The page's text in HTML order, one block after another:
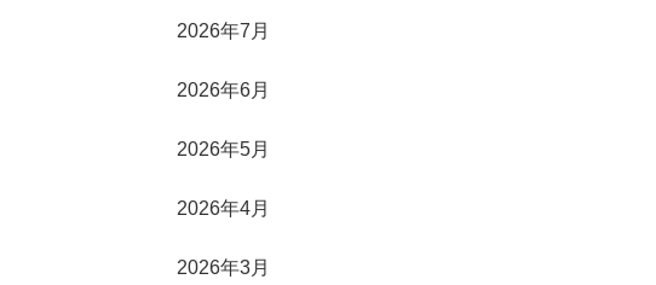
2026年7月
2026年6月
2026年5月
2026年4月
2026年3月